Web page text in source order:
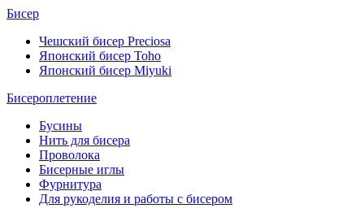
Бисер
Чешский бисер Preciosa
Японский бисер Toho
Японский бисер Miyuki
Бисероплетение
Бусины
Нить для бисера
Проволока
Бисерные иглы
Фурнитура
Для рукоделия и работы с бисером